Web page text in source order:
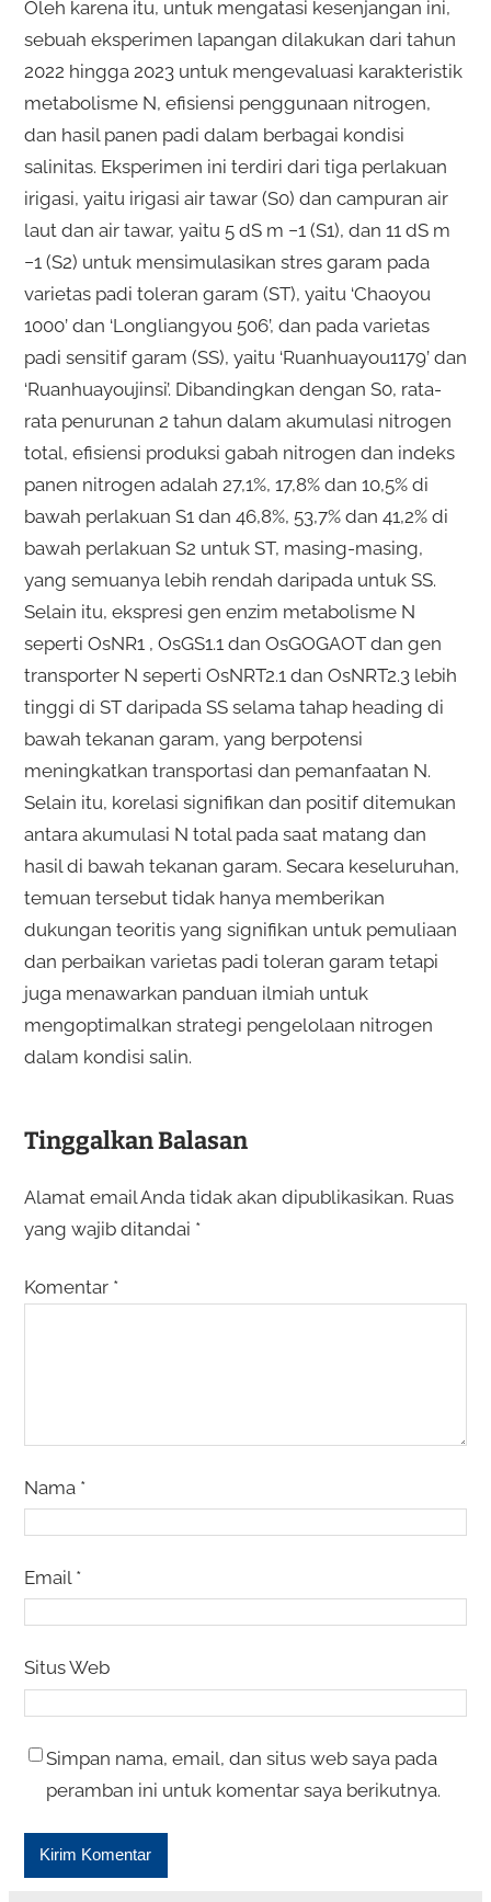
Oleh karena itu, untuk mengatasi kesenjangan ini,
sebuah eksperimen lapangan dilakukan dari tahun
2022 hingga 2023 untuk mengevaluasi karakteristik
metabolisme N, efisiensi penggunaan nitrogen,
dan hasil panen padi dalam berbagai kondisi
salinitas. Eksperimen ini terdiri dari tiga perlakuan
irigasi, yaitu irigasi air tawar (S0) dan campuran air
laut dan air tawar, yaitu 5 dS m −1 (S1), dan 11 dS m
−1 (S2) untuk mensimulasikan stres garam pada
varietas padi toleran garam (ST), yaitu ‘Chaoyou
1000’ dan ‘Longliangyou 506’, dan pada varietas
padi sensitif garam (SS), yaitu ‘Ruanhuayou1179’ dan
‘Ruanhuayoujinsi’. Dibandingkan dengan S0, rata-
rata penurunan 2 tahun dalam akumulasi nitrogen
total, efisiensi produksi gabah nitrogen dan indeks
panen nitrogen adalah 27,1%, 17,8% dan 10,5% di
bawah perlakuan S1 dan 46,8%, 53,7% dan 41,2% di
bawah perlakuan S2 untuk ST, masing-masing,
yang semuanya lebih rendah daripada untuk SS.
Selain itu, ekspresi gen enzim metabolisme N
seperti OsNR1 , OsGS1.1 dan OsGOGAOT dan gen
transporter N seperti OsNRT2.1 dan OsNRT2.3 lebih
tinggi di ST daripada SS selama tahap heading di
bawah tekanan garam, yang berpotensi
meningkatkan transportasi dan pemanfaatan N.
Selain itu, korelasi signifikan dan positif ditemukan
antara akumulasi N total pada saat matang dan
hasil di bawah tekanan garam. Secara keseluruhan,
temuan tersebut tidak hanya memberikan
dukungan teoritis yang signifikan untuk pemuliaan
dan perbaikan varietas padi toleran garam tetapi
juga menawarkan panduan ilmiah untuk
mengoptimalkan strategi pengelolaan nitrogen
dalam kondisi salin.
Tinggalkan Balasan
Alamat email Anda tidak akan dipublikasikan. Ruas
yang wajib ditandai *
Komentar *
Nama *
Email *
Situs Web
Simpan nama, email, dan situs web saya pada
peramban ini untuk komentar saya berikutnya.